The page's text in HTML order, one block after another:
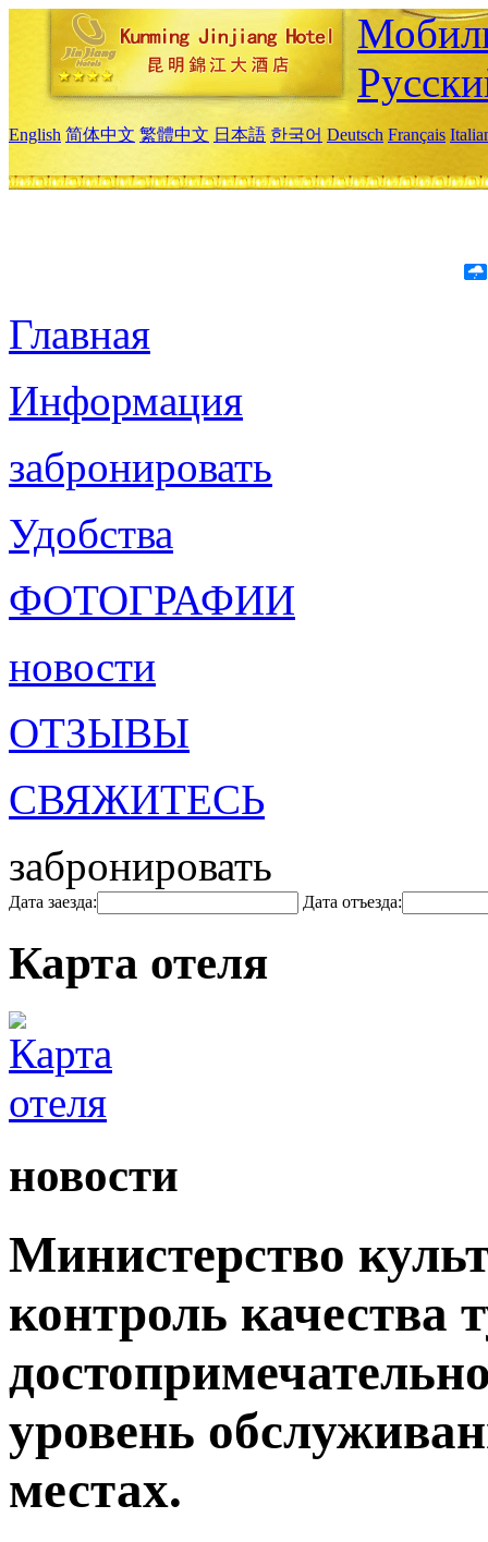
English 简体中文 繁體中文 日本語 한국어 Deutsch Français
Главная
Информация
забронировать
Удобства
ФОТОГРАФИИ
новости
ОТЗЫВЫ
СВЯЖИТЕСЬ
забронировать
Дата заезда: Дата отъезда:
Карта отеля
новости
Министерство
контроль качества
уровень
местах.